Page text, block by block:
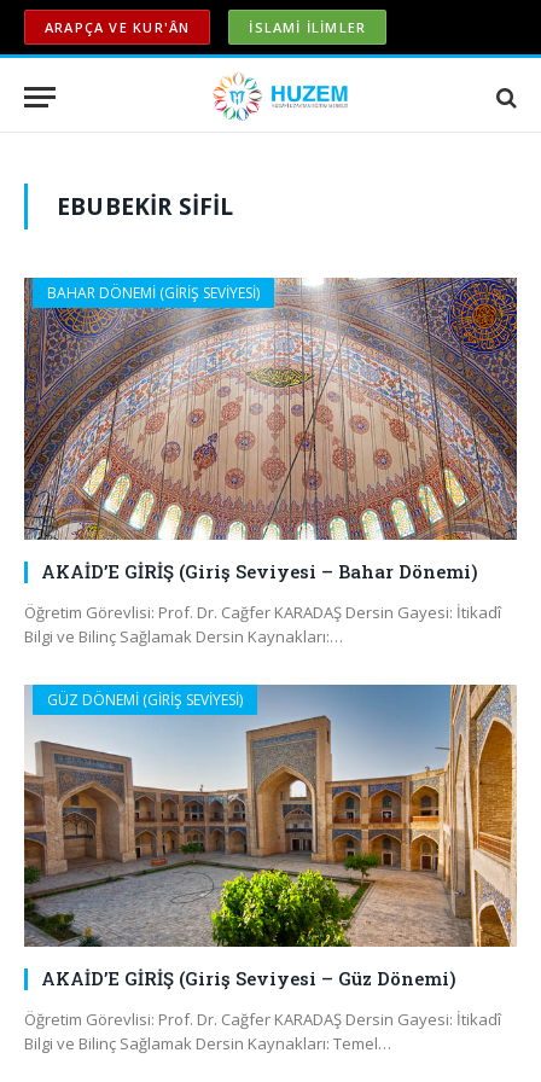
ARAPÇA VE KUR'ÂN İSLAMİ İLİMLER
EBUBEKIR SİFİL
BAHAR DÖNEMİ (GİRİŞ SEVİYESİ)
AKAİD’E GİRİŞ (Giriş Seviyesi – Bahar Dönemi)
Öğretim Görevlisi: Prof. Dr. Cağfer KARADAŞ Dersin Gayesi: İtikadî
Bilgi ve Bilinç Sağlamak Dersin Kaynakları:…
GÜZ DÖNEMİ (GİRİŞ SEVİYESİ)
AKAİD’E GİRİŞ (Giriş Seviyesi – Güz Dönemi)
Öğretim Görevlisi: Prof. Dr. Cağfer KARADAŞ Dersin Gayesi: İtikadî
Bilgi ve Bilinç Sağlamak Dersin Kaynakları: Temel…